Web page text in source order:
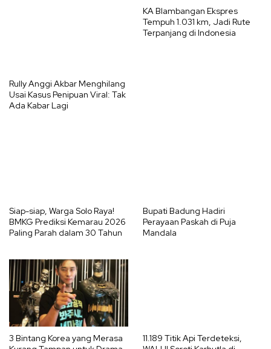
Rully Anggi Akbar Menghilang
Usai Kasus Penipuan Viral: Tak
Ada Kabar Lagi
KA Blambangan Ekspres
Tempuh 1.031 km, Jadi Rute
Terpanjang di Indonesia
Siap-siap, Warga Solo Raya!
BMKG Prediksi Kemarau 2026
Paling Parah dalam 30 Tahun
Bupati Badung Hadiri
Perayaan Paskah di Puja
Mandala
3 Bintang Korea yang Merasa
11.189 Titik Api Terdeteksi,